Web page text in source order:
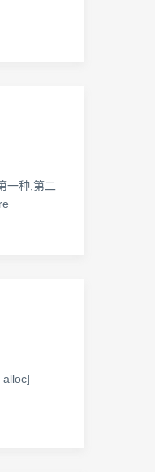
一种,第二
alloc]